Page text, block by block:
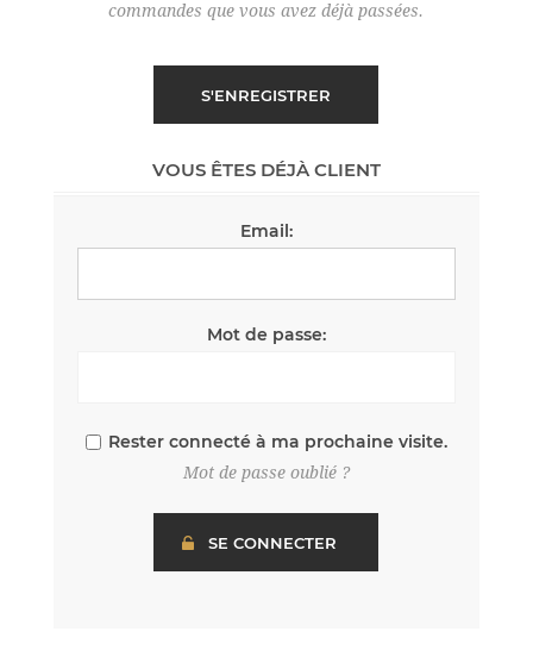
commandes que vous avez déjà passées.
VOUS ÊTES DÉJÀ CLIENT
Email:
Mot de passe:
Rester connecté à ma prochaine visite.
Mot de passe oublié ?